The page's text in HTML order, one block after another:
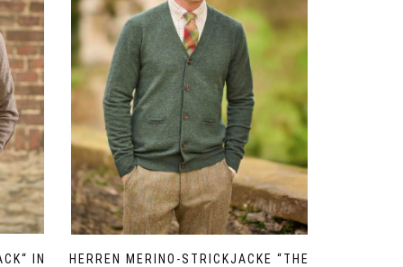
können
auf
der
Produktseite
gewählt
werden
IN
HERREN MERINO-STRICKJACKE “THE